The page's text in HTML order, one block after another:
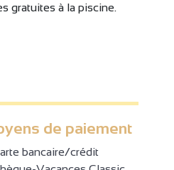
gratuites à la piscine.
de paiement
bancaire/crédit